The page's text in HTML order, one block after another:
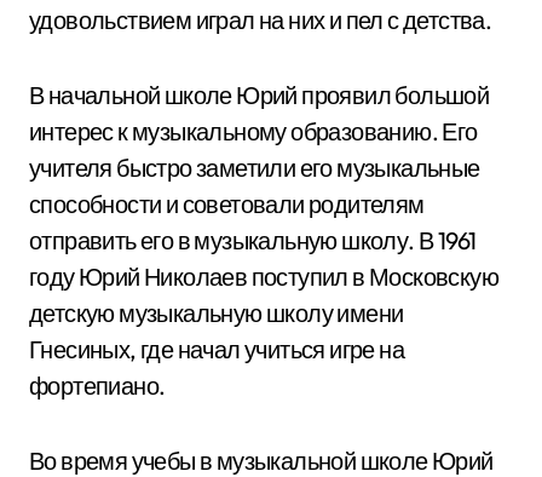
удовольствием играл на них и пел с детства.
В начальной школе Юрий проявил большой
интерес к музыкальному образованию. Его
учителя быстро заметили его музыкальные
способности и советовали родителям
отправить его в музыкальную школу. В 1961
году Юрий Николаев поступил в Московскую
детскую музыкальную школу имени
Гнесиных, где начал учиться игре на
фортепиано.
Во время учебы в музыкальной школе Юрий